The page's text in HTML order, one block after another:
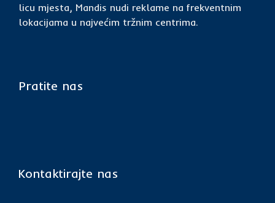
licu mjesta, Mandis nudi reklame na frekventnim
lokacijama u najvećim tržnim centrima.
Pratite nas
Kontaktirajte nas